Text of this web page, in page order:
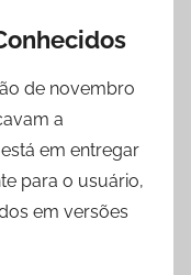
de novembro
a
em entregar
para o usuário,
em versões